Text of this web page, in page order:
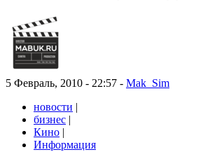
5 Февраль, 2010 - 22:57 - Mak_Sim
новости |
бизнес |
Кино |
Информация